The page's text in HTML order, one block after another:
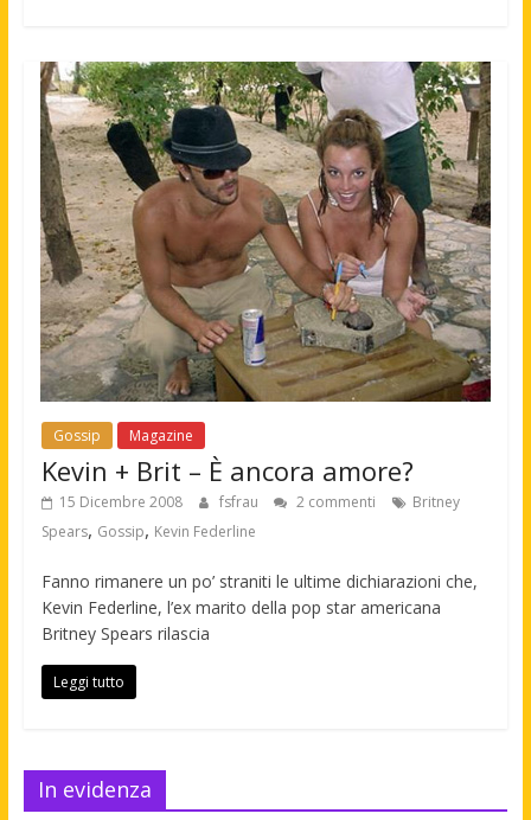
Gossip Magazine
Kevin + Brit – È ancora amore?
15 Dicembre 2008 fsfrau 2 commenti
Britney
Spears, Gossip, Kevin Federline
Fanno rimanere un po’ straniti le ultime dichiarazioni che,
Kevin Federline, l’ex marito della pop star americana
Britney Spears rilascia
Leggi tutto
In evidenza